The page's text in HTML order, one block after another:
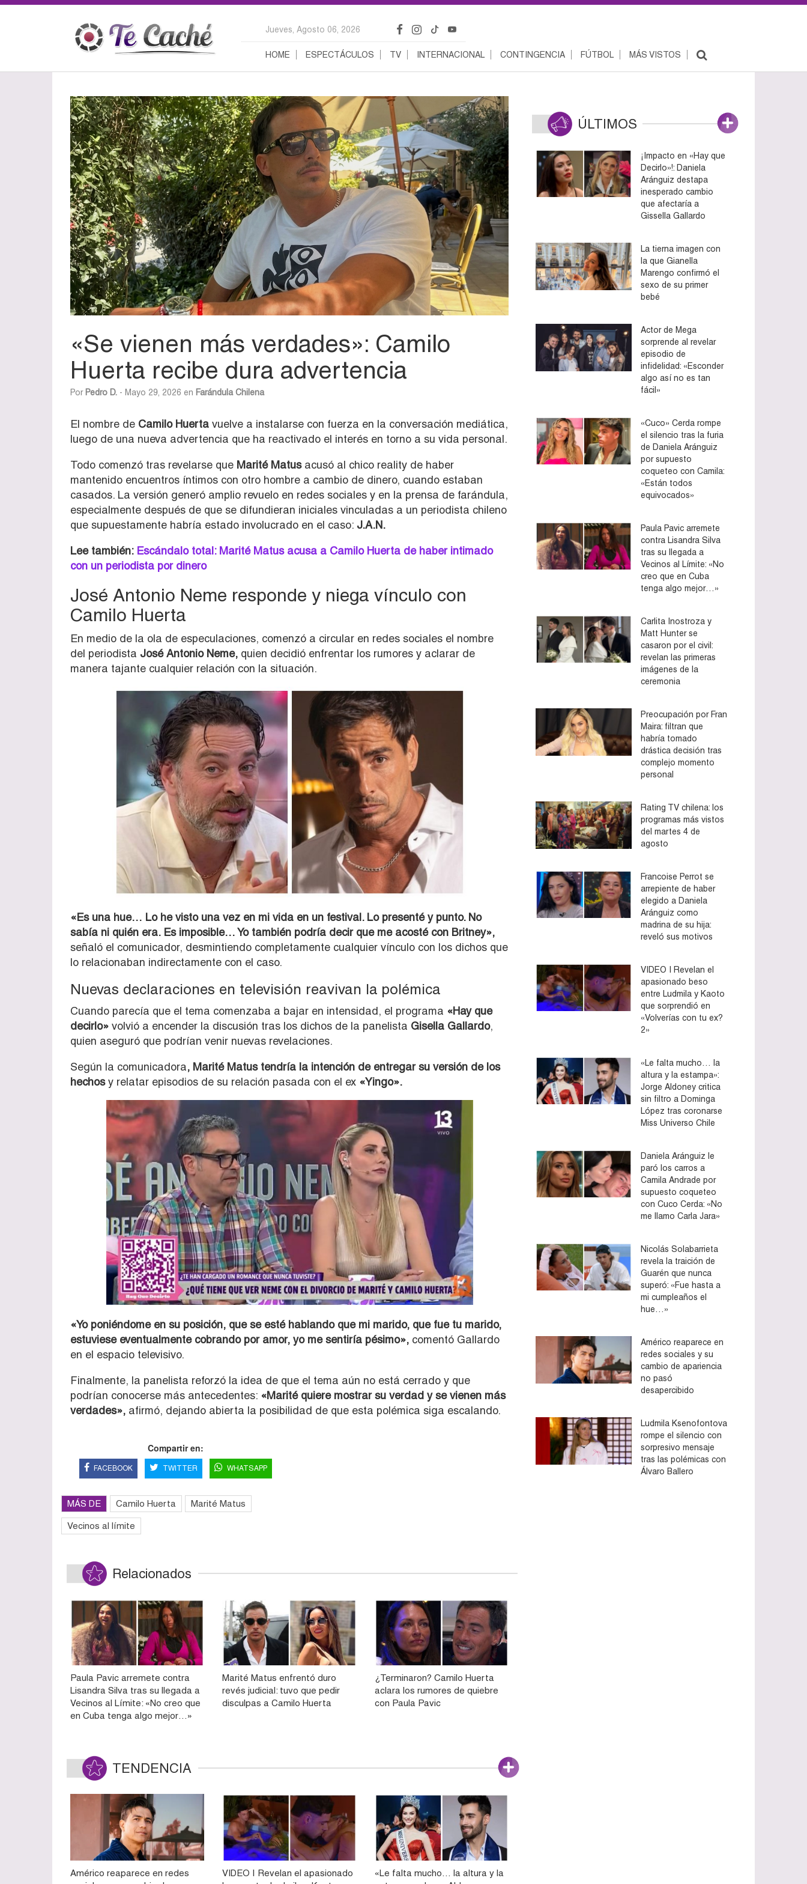
Jueves, Agosto 06, 2026
HOME ESPECTÁCULOS TV INTERNACIONAL CONTINGENCIA FÚTBOL MÁS VISTOS
«Se vienen más verdades»: Camilo
Huerta recibe dura advertencia
Por Pedro D. - Mayo 29, 2026 en Farándula Chilena
El nombre de Camilo Huerta vuelve a instalarse con fuerza en la conversación mediática,
luego de una nueva advertencia que ha reactivado el interés en torno a su vida personal.
Todo comenzó tras revelarse que Marité Matusacusó al chico reality de haber
mantenido encuentros íntimos con otro hombre a cambio de dinero, cuando estaban
casados. La versión generó amplio revuelo en redes sociales y en la prensa de farándula,
especialmente después de que se difundieran iniciales vinculadas a un periodista chileno
que supuestamente habría estado involucrado en el caso: J.A.N.
Lee también: Escándalo total: Marité Matus acusa a Camilo Huerta de haber intimado
con un periodista por dinero
José Antonio Neme responde y niega vínculo con
Camilo Huerta
En medio de la ola de especulaciones, comenzó a circular en redes sociales el nombre
del periodista José Antonio Neme, quien decidió enfrentar los rumores y aclarar de
manera tajante cualquier relación con la situación.
«Es una hue… Lo he visto una vez en mi vida en un festival. Lo presenté y punto. No
sabía ni quién era. Es imposible… Yo también podría decir que me acosté con Britney»,
señaló el comunicador, desmintiendo completamente cualquier vínculo con los dichos que
lo relacionaban indirectamente con el caso.
Nuevas declaraciones en televisión reavivan la polémica
Cuando parecía que el tema comenzaba a bajar en intensidad, el programa «Hay que
decirlo» volvió a encender la discusión tras los dichos de la panelista Gisella Gallardo,
quien aseguró que podrían venir nuevas revelaciones.
Según la comunicadora, Marité Matus tendría la intención de entregar su versión de los
hechosy relatar episodios de su relación pasada con el ex «Yingo».
«Yo poniéndome en su posición, que se esté hablando que mi marido, que fue tu marido,
estuviese eventualmente cobrando por amor, yo me sentiría pésimo», comentó Gallardo
en el espacio televisivo.
Finalmente, la panelista reforzó la idea de que el tema aún no está cerrado y que
podrían conocerse más antecedentes: «Marité quiere mostrar su verdad y se vienen más
verdades», afirmó, dejando abierta la posibilidad de que esta polémica siga escalando.
Compartir en:
FACEBOOK TWITTER WHATSAPP
MÁS DE Camilo Huerta Marité Matus
Vecinos al límite
Relacionados
Paula Pavic arremete contra
Lisandra Silva tras su llegada a
Vecinos al Límite: «No creo que
en Cuba tenga algo mejor…»
Marité Matus enfrentó duro
revés judicial: tuvo que pedir
disculpas a Camilo Huerta
¿Terminaron? Camilo Huerta
aclara los rumores de quiebre
con Paula Pavic
TENDENCIA
Américo reaparece en redes
VIDEO | Revelan el apasionado
«Le falta mucho… la altura y la
ÚLTIMOS
¡Impacto en «Hay que
Decirlo»!: Daniela
Aránguiz destapa
inesperado cambio
que afectaría a
Gissella Gallardo
La tierna imagen con
la que Gianella
Marengo confirmó el
sexo de su primer
bebé
Actor de Mega
sorprende al revelar
episodio de
infidelidad: «Esconder
algo así no es tan
fácil»
«Cuco» Cerda rompe
el silencio tras la furia
de Daniela Aránguiz
por supuesto
coqueteo con Camila:
«Están todos
equivocados»
Paula Pavic arremete
contra Lisandra Silva
tras su llegada a
Vecinos al Límite: «No
creo que en Cuba
tenga algo mejor…»
Carlita Inostroza y
Matt Hunter se
casaron por el civil:
revelan las primeras
imágenes de la
ceremonia
Preocupación por Fran
Maira: filtran que
habría tomado
drástica decisión tras
complejo momento
personal
Rating TV chilena: los
programas más vistos
del martes 4 de
agosto
Francoise Perrot se
arrepiente de haber
elegido a Daniela
Aránguiz como
madrina de su hija:
reveló sus motivos
VIDEO | Revelan el
apasionado beso
entre Ludmila y Kaoto
que sorprendió en
«Volverías con tu ex?
2»
«Le falta mucho… la
altura y la estampa»:
Jorge Aldoney critica
sin filtro a Dominga
López tras coronarse
Miss Universo Chile
Daniela Aránguiz le
paró los carros a
Camila Andrade por
supuesto coqueteo
con Cuco Cerda: «No
me llamo Carla Jara»
Nicolás Solabarrieta
revela la traición de
Guarén que nunca
superó: «Fue hasta a
mi cumpleaños el
hue…»
Américo reaparece en
redes sociales y su
cambio de apariencia
no pasó
desapercibido
Ludmila Ksenofontova
rompe el silencio con
sorpresivo mensaje
tras las polémicas con
Álvaro Ballero